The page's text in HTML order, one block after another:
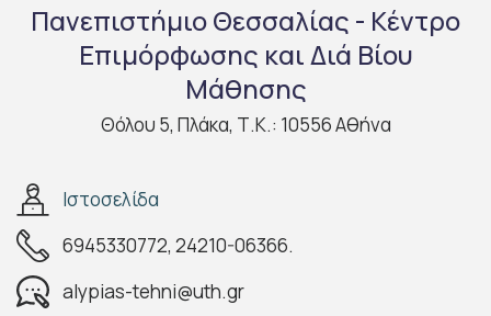
Πανεπιστήμιο Θεσσαλίας - Κέντρο
Επιμόρφωσης και Διά Βίου
Μάθησης
Θόλου 5, Πλάκα, Τ.Κ.: 10556 Αθήνα
Ιστοσελίδα
6945330772, 24210-06366.
alypias-tehni@uth.gr